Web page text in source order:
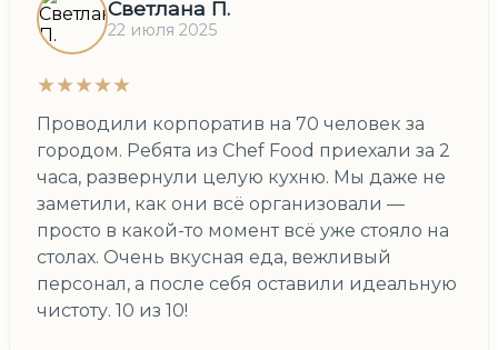
Светлана П.
22 июля 2025
★★★★★
Проводили корпоратив на 70 человек за
городом. Ребята из Chef Food приехали за 2
часа, развернули целую кухню. Мы даже не
заметили, как они всё организовали —
просто в какой-то момент всё уже стояло на
столах. Очень вкусная еда, вежливый
персонал, а после себя оставили идеальную
чистоту. 10 из 10!